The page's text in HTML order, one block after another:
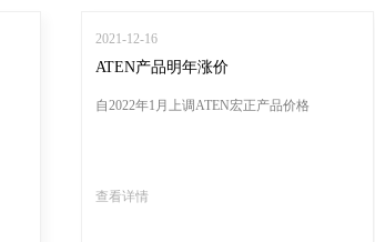
2021-12-16
ATEN产品明年涨价
自2022年1月上调ATEN宏正产品价格
查看详情